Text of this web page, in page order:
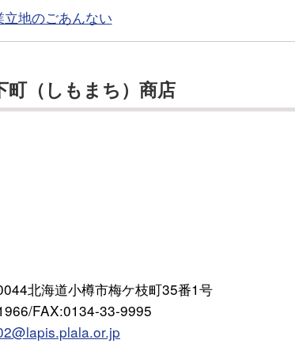
地のごあんない
町（しもまち）商店
北海道小樽市梅ケ枝町35番1号
FAX:0134-33-9995